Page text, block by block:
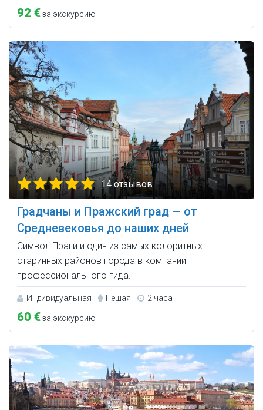
92 €за экскурсию
14 отзывов
Градчаны и Пражский град — от
Средневековья до наших дней
Символ Праги и один из самых колоритных
старинных районов города в компании
профессионального гида.
Индивидуальная Пешая 2 часа
60 €за экскурсию